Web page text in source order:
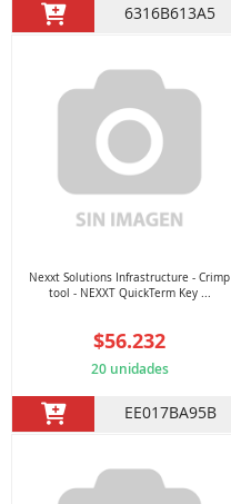
6316B613A5
Nexxt Solutions Infrastructure - Crimp
tool - NEXXT QuickTerm Key ...
$56.232
20 unidades
EE017BA95B